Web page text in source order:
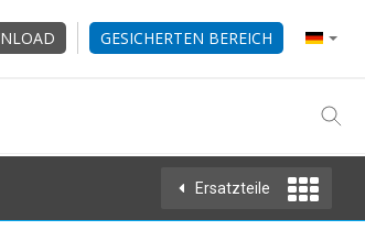
GESICHERTEN BEREICH
Ersatzteile